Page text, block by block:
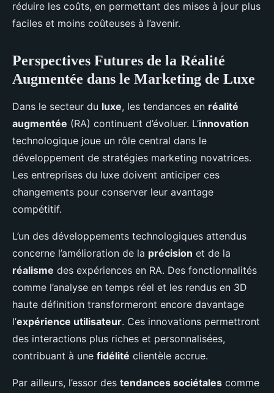
réduire les coûts, en permettant des mises à jour plus
faciles et moins coûteuses à l’avenir.
Perspectives Futures de la Réalité
Augmentée dans le Marketing de Luxe
Dans le secteur du luxe, les tendances en réalité
augmentée (RA) continuent d’évoluer. L’innovation
technologique joue un rôle central dans le
développement de stratégies marketing novatrices.
Les entreprises du luxe doivent anticiper ces
changements pour conserver leur avantage
compétitif.
L’un des développements technologiques attendus
concerne l’amélioration de la précision et de la
réalisme des expériences en RA. Des fonctionnalités
comme l’analyse en temps réel et les rendus en 3D
haute définition transformeront encore davantage
l’expérience utilisateur. Ces innovations permettront
des interactions plus riches et personnalisées,
contribuant à une fidélité clientèle accrue.
Par ailleurs, l’essor des tendances sociétales comme